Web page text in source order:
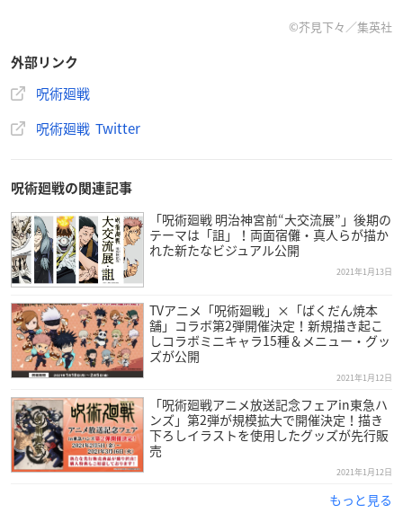
価格：12,299円
発売日：2020年10月
▼ご予約・ご購入はこちらから
Amazon
【祝！】いつも#呪術廻戦
を応援いただきありがとうござ
います！この度シリーズ累計発行部数が2000万部を突破し
ました！（デジタル版含む）
TVアニメから興味を持っていただいた方も、ぜひ原作も読
んでみてくださいね。
©芥見下々／集英社
外部リンク
呪術廻戦
呪術廻戦 Twitter
呪術廻戦の関連記事
「呪術廻戦 明治神宮前“大交流展”」後期の
テーマは「詛」！両面宿儺・真人らが描か
れた新たなビジュアル公開
2021年1月13日
TVアニメ「呪術廻戦」×「ばくだん焼本
舗」コラボ第2弾開催決定！新規描き起こ
しコラボミニキャラ15種＆メニュー・グッ
ズが公開
2021年1月12日
「呪術廻戦アニメ放送記念フェアin東急ハ
ンズ」第2弾が規模拡大で開催決定！描き
下ろしイラストを使用したグッズが先行販
売
2021年1月12日
もっと見る